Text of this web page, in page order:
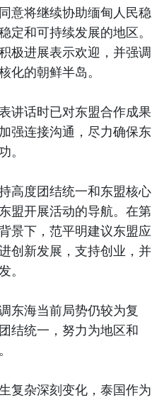
意将继续协助缅甸人民稳
定和可持续发展的地区。
极进展表示欢迎，并强调
化的朝鲜半岛。
讲话时已对东盟合作成果
强连接沟通，尽力确保东
。
高度团结统一和东盟核心
盟开展活动的导航。在第
景下，范平明建议东盟应
创新发展，支持创业，并
。
东海当前局势仍较为复
结统一，努力为地区和
复杂深刻变化，泰国作为